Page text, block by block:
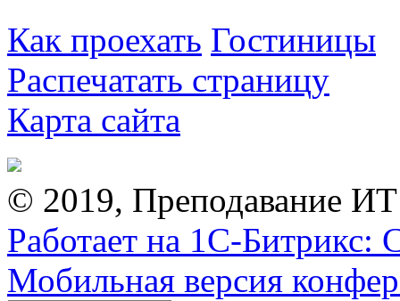
Как проехать Гостиницы
Распечатать страницу
Карта сайта
© 2019, Преподавание
Работает на 1С-Битрикс:
Мобильная версия